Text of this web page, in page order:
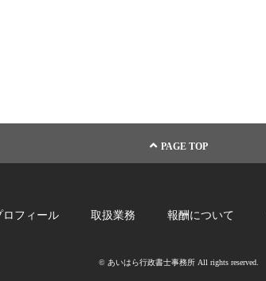
PAGE TOP
ロフィール 取扱業務 報酬について
© あいはら行政書士事務所 All rights reserved.